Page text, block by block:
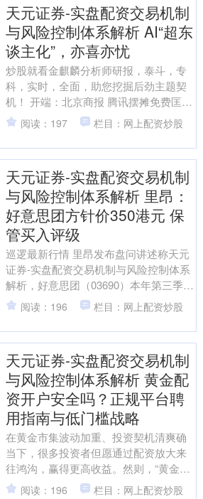
天元证券-实盘配资交易机制
与风险控制体系解析 AI“超东
谈主化”，亦喜亦忧
炒股就看金麒麟分析师研报，泰斗，专
科，实时，全面，助您挖掘后劲主题契
机！ 开端：北京商报 腾讯摆摊免费匡助
用户装置“龙虾”，小米“造虾”小畛域封
测，在抖音、小红....
阅读：197 栏目：网上配资炒股
天元证券-实盘配资交易机制
与风险控制体系解析 里昂：
好意思团方针价350港元 保
管买入评级
巡逻最新行情 里昂发布盘问讲述称天元
证券-实盘配资交易机制与风险控制体系
解析，好意思团（03690）本年第三季收
入同比升28.8%至354亿元东谈主民币，
高于该....
阅读：196 栏目：网上配资炒股
天元证券-实盘配资交易机制
与风险控制体系解析 黄金配
资开户安全吗？正规平台聘
用指南与低门槛战略
在黄金市集波动加重、投资契机清爽确
当下，很多投资者但愿通过配资放大来
往鸿沟，赢得更高收益。然则，“黄金配
资开户安全吗？”这一问题恒久萦绕在每
阅读：196 栏目：网上配资炒股